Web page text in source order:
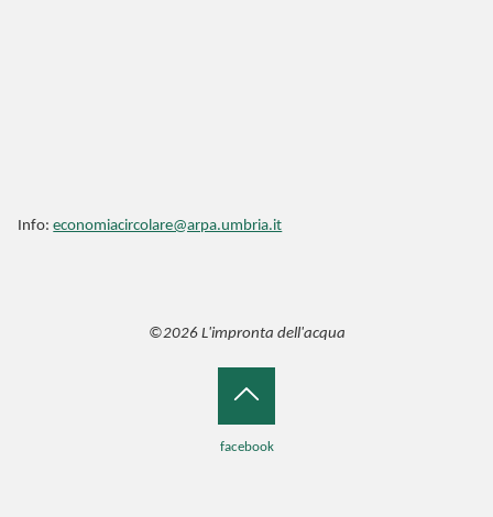
Info:economiacircolare@arpa.umbria.it
©2026 L'impronta dell'acqua
facebook
Back